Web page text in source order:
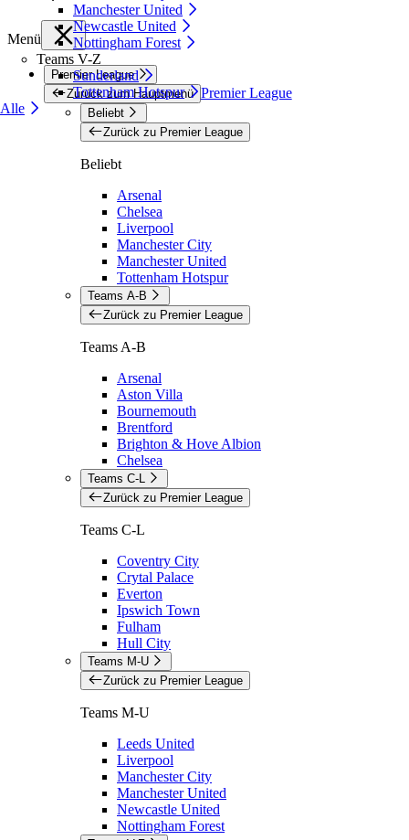
Manchester United
Newcastle United
Nottingham Forest
Teams V-Z
Sunderland
Tottenham Hotspur
Alle
Menü
Premier League
Zurück zum Hauptmenü Premier League
Beliebt
Zurück zu Premier League
Beliebt
Arsenal
Chelsea
Liverpool
Manchester City
Manchester United
Tottenham Hotspur
Teams A-B
Zurück zu Premier League
Teams A-B
Arsenal
Aston Villa
Bournemouth
Brentford
Brighton & Hove Albion
Chelsea
Teams C-L
Zurück zu Premier League
Teams C-L
Coventry City
Crytal Palace
Everton
Ipswich Town
Fulham
Hull City
Teams M-U
Zurück zu Premier League
Teams M-U
Leeds United
Liverpool
Manchester City
Manchester United
Newcastle United
Nottingham Forest